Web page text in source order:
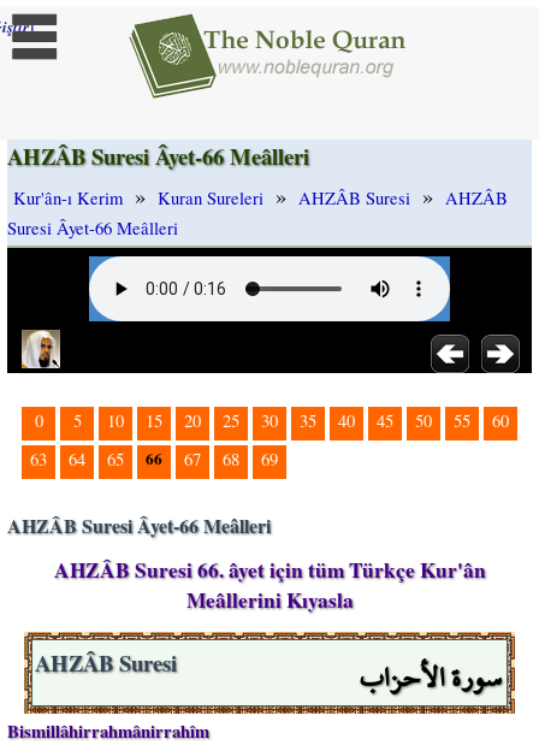
]
AHZÂB Suresi Âyet-66 Meâlleri
Kur'ân-ı Kerim » Kuran Sureleri » AHZÂB Suresi » AHZÂB
Suresi Âyet-66 Meâlleri
0 5 10 15 20 25 30 35 40 45 50 55
60
63
64 65 66 67 68 69
AHZÂB Suresi Âyet-66 Meâlleri
AHZÂB Suresi 66. âyet için tüm Türkçe Kur'ân
Meâllerini Kıyasla
سورة الأحزاب AHZÂB Suresi
Bismillâhirrahmânirrahîm